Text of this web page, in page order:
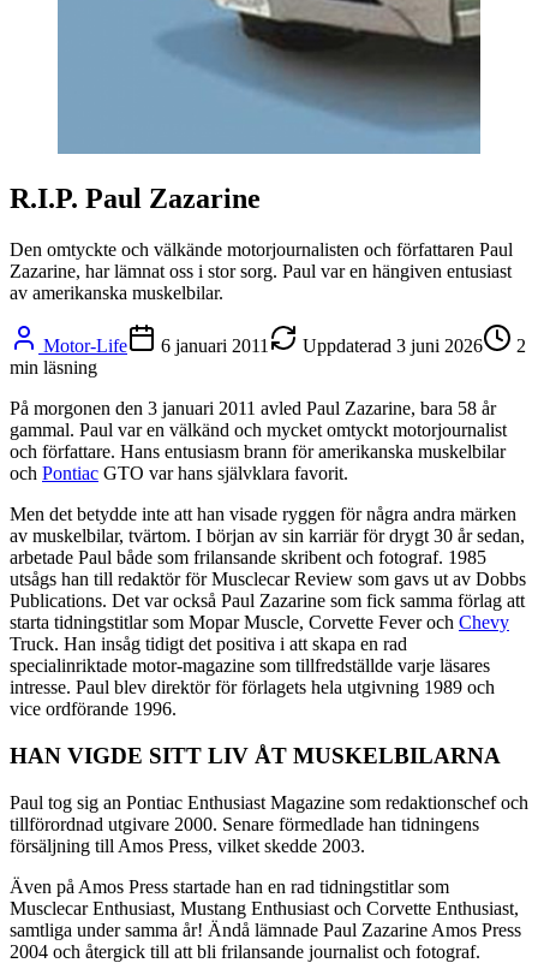
R.I.P. Paul Zazarine
Den omtyckte och välkände motorjournalisten och författaren Paul
Zazarine, har lämnat oss i stor sorg. Paul var en hängiven entusiast
av amerikanska muskelbilar.
Motor-Life 6 januari 2011 Uppdaterad 3 juni 2026
2
min läsning
På morgonen den 3 januari 2011 avled Paul Zazarine, bara 58 år
gammal. Paul var en välkänd och mycket omtyckt motorjournalist
och författare. Hans entusiasm brann för amerikanska muskelbilar
och Pontiac GTO var hans självklara favorit.
Men det betydde inte att han visade ryggen för några andra märken
av muskelbilar, tvärtom. I början av sin karriär för drygt 30 år sedan,
arbetade Paul både som frilansande skribent och fotograf. 1985
utsågs han till redaktör för Musclecar Review som gavs ut av Dobbs
Publications. Det var också Paul Zazarine som fick samma förlag att
starta tidningstitlar som Mopar Muscle, Corvette Fever och Chevy
Truck. Han insåg tidigt det positiva i att skapa en rad
specialinriktade motor-magazine som tillfredställde varje läsares
intresse. Paul blev direktör för förlagets hela utgivning 1989 och
vice ordförande 1996.
HAN VIGDE SITT LIV ÅT MUSKELBILARNA
Paul tog sig an Pontiac Enthusiast Magazine som redaktionschef och
tillförordnad utgivare 2000. Senare förmedlade han tidningens
försäljning till Amos Press, vilket skedde 2003.
Även på Amos Press startade han en rad tidningstitlar som
Musclecar Enthusiast, Mustang Enthusiast och Corvette Enthusiast,
samtliga under samma år! Ändå lämnade Paul Zazarine Amos Press
2004 och återgick till att bli frilansande journalist och fotograf.